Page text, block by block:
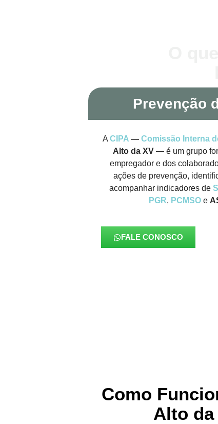
Prevenção
A CIPA— Comissão Interna
Alto da XV — é um grupo
empregador e dos
ações de prevenção,
acompanhar indicadores de
PGR, PCMSO e
FALE CONOSCO
Como
Alto da